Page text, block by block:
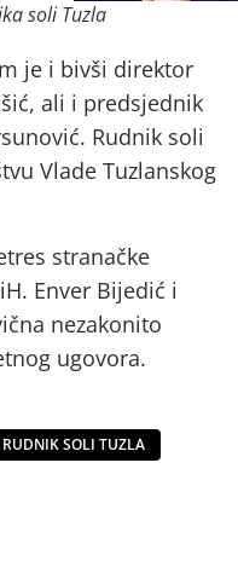
soli Tuzla
je i bivši direktor
ali i predsjednik
Rudnik soli
Vlade Tuzlanskog
stranačke
Enver Bijedić i
nezakonito
ugovora.
RUDNIK SOLI TUZLA